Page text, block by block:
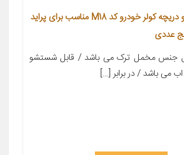
قاب دور ضبط و دریچه کولر خودرو کد M18 مناسب برای پراید
عددی
جنس مخمل ترک می باشد / قابل شستشو
می باشد / در برابر […]